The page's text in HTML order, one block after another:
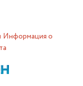
Информация о